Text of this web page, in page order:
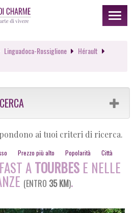
Toggle
Linguadoca-Rossiglione
Hérault
ai tuoi criteri di ricerca.
Prezzo più alto Popolarità Città
ATOURBESE NELLE
(ENTRO 35 KM).